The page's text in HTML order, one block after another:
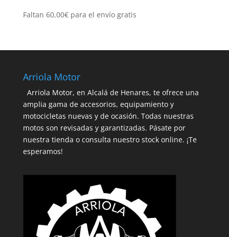
Faltan 60,00€para el envío gratis
Arriola Motor
Arriola Motor, en Alcalá de Henares, te ofrece una
amplia gama de accesorios, equipamiento y
motocicletas nuevas y de ocasión. Todas nuestras
motos son revisadas y garantizadas. Pásate por
nuestra tienda o consulta nuestro stock online. ¡Te
esperamos!